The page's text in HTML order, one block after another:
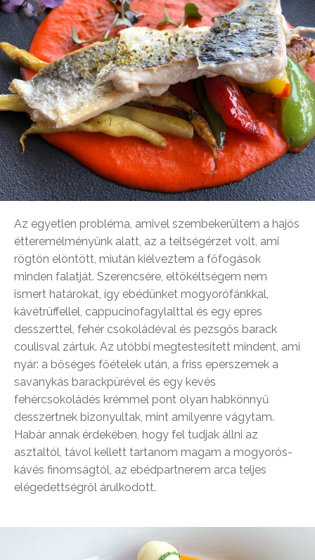
Az egyetlen probléma, amivel szembekerültem a hajós
étteremélményünk alatt, az a teltségérzet volt, ami
rögtön elöntött, miután kiélveztem a főfogások
minden falatját. Szerencsére, eltökéltségem nem
ismert határokat, így ebédünket mogyorófánkkal,
kávétrüffellel, cappucinofagylalttal és egy epres
desszerttel, fehér csokoládéval és pezsgős barack
coulisval zártuk. Az utóbbi megtestesített mindent, ami
nyár: a bőséges főételek után, a friss eperszemek a
savanykás barackpürével és egy kevés
fehércsokoládés krémmel pont olyan habkönnyű
desszertnek bizonyultak, mint amilyenre vágytam.
Habár annak érdekében, hogy fel tudjak állni az
asztaltól, távol kellett tartanom magam a mogyorós-
kávés finomságtól, az ebédpartnerem arca teljes
elégedettségről árulkodott.